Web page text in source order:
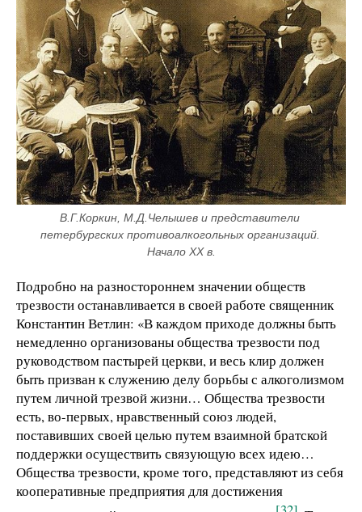
В.Г.Коркин, М.Д.Челышев и представители
петербургских противоалкогольных организаций.
Начало XX в.
Подробно на разностороннем значении обществ
трезвости останавливается в своей работе священник
Константин Ветлин: «В каждом приходе должны быть
немедленно организованы общества трезвости под
руководством пастырей церкви, и весь клир должен
быть призван к служению делу борьбы с алкоголизмом
путем личной трезвой жизни… Общества трезвости
есть, во-первых, нравственный союз людей,
поставивших своей целью путем взаимной братской
поддержки осуществить связующую всех идею…
Общества трезвости, кроме того, представляют из себя
кооперативные предприятия для достижения